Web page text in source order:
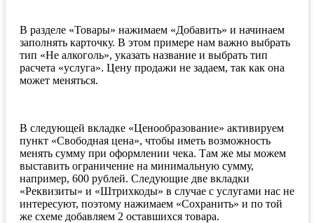
В разделе «Товары» нажимаем «Добавить» и начинаем
заполнять карточку. В этом примере нам важно выбрать
тип «Не алкоголь», указать название и выбрать тип
расчета «услуга». Цену продажи не задаем, так как она
может меняться.
В следующей вкладке «Ценообразование» активируем
пункт «Свободная цена», чтобы иметь возможность
менять сумму при оформлении чека. Там же мы можем
выставить ограничение на минимальную сумму,
например, 600 рублей. Следующие две вкладки
«Реквизиты» и «Штрихкоды» в случае с услугами нас не
интересуют, поэтому нажимаем «Сохранить» и по той
же схеме добавляем 2 оставшихся товара.